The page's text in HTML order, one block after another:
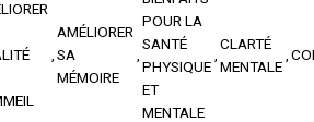
AMÉLIORER
SA
MÉMOIRE
POUR LA
SANTÉ
PHYSIQUE
ET
MENTALE
CLARTÉ
MENTALE